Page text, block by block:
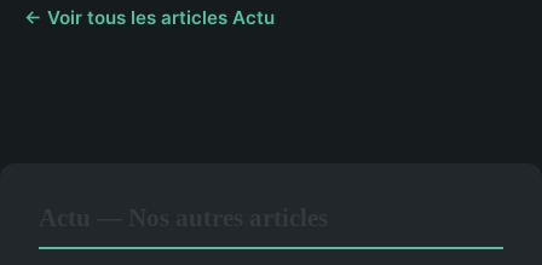
← Voir tous les articles Actu